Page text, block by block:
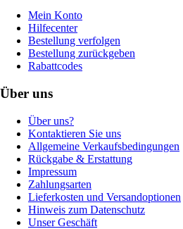
Mein Konto
Hilfecenter
Bestellung verfolgen
Bestellung zurückgeben
Rabattcodes
Über uns
Über uns?
Kontaktieren Sie uns
Allgemeine Verkaufsbedingungen
Rückgabe & Erstattung
Impressum
Zahlungsarten
Lieferkosten und Versandoptionen
Hinweis zum Datenschutz
Unser Geschäft